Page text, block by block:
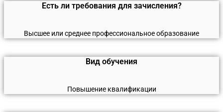
Есть ли требования для зачисления?
Высшее или среднее профессиональное образование
Вид обучения
Повышение квалификации